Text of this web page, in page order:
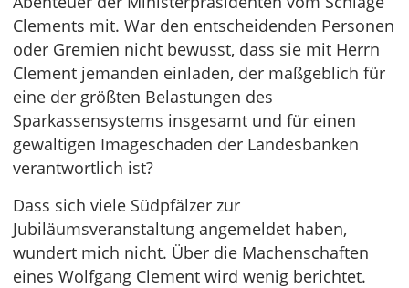
Clements mit. War den entscheidenden Personen
oder Gremien nicht bewusst, dass sie mit Herrn
Clement jemanden einladen, der maßgeblich für
eine der größten Belastungen des
Sparkassensystems insgesamt und für einen
gewaltigen Imageschaden der Landesbanken
verantwortlich ist?
Dass sich viele Südpfälzer zur
Jubiläumsveranstaltung angemeldet haben,
wundert mich nicht. Über die Machenschaften
eines Wolfgang Clement wird wenig berichtet.